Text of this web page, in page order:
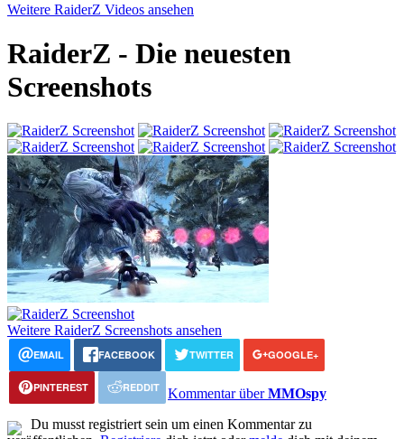
Weitere RaiderZ Videos ansehen
RaiderZ - Die neuesten
Screenshots
Weitere RaiderZ Screenshots ansehen
EMAIL FACEBOOK TWITTER GOOGLE+
PINTEREST REDDIT Kommentar überMMOspy
Du musst registriert sein um einen Kommentar zu